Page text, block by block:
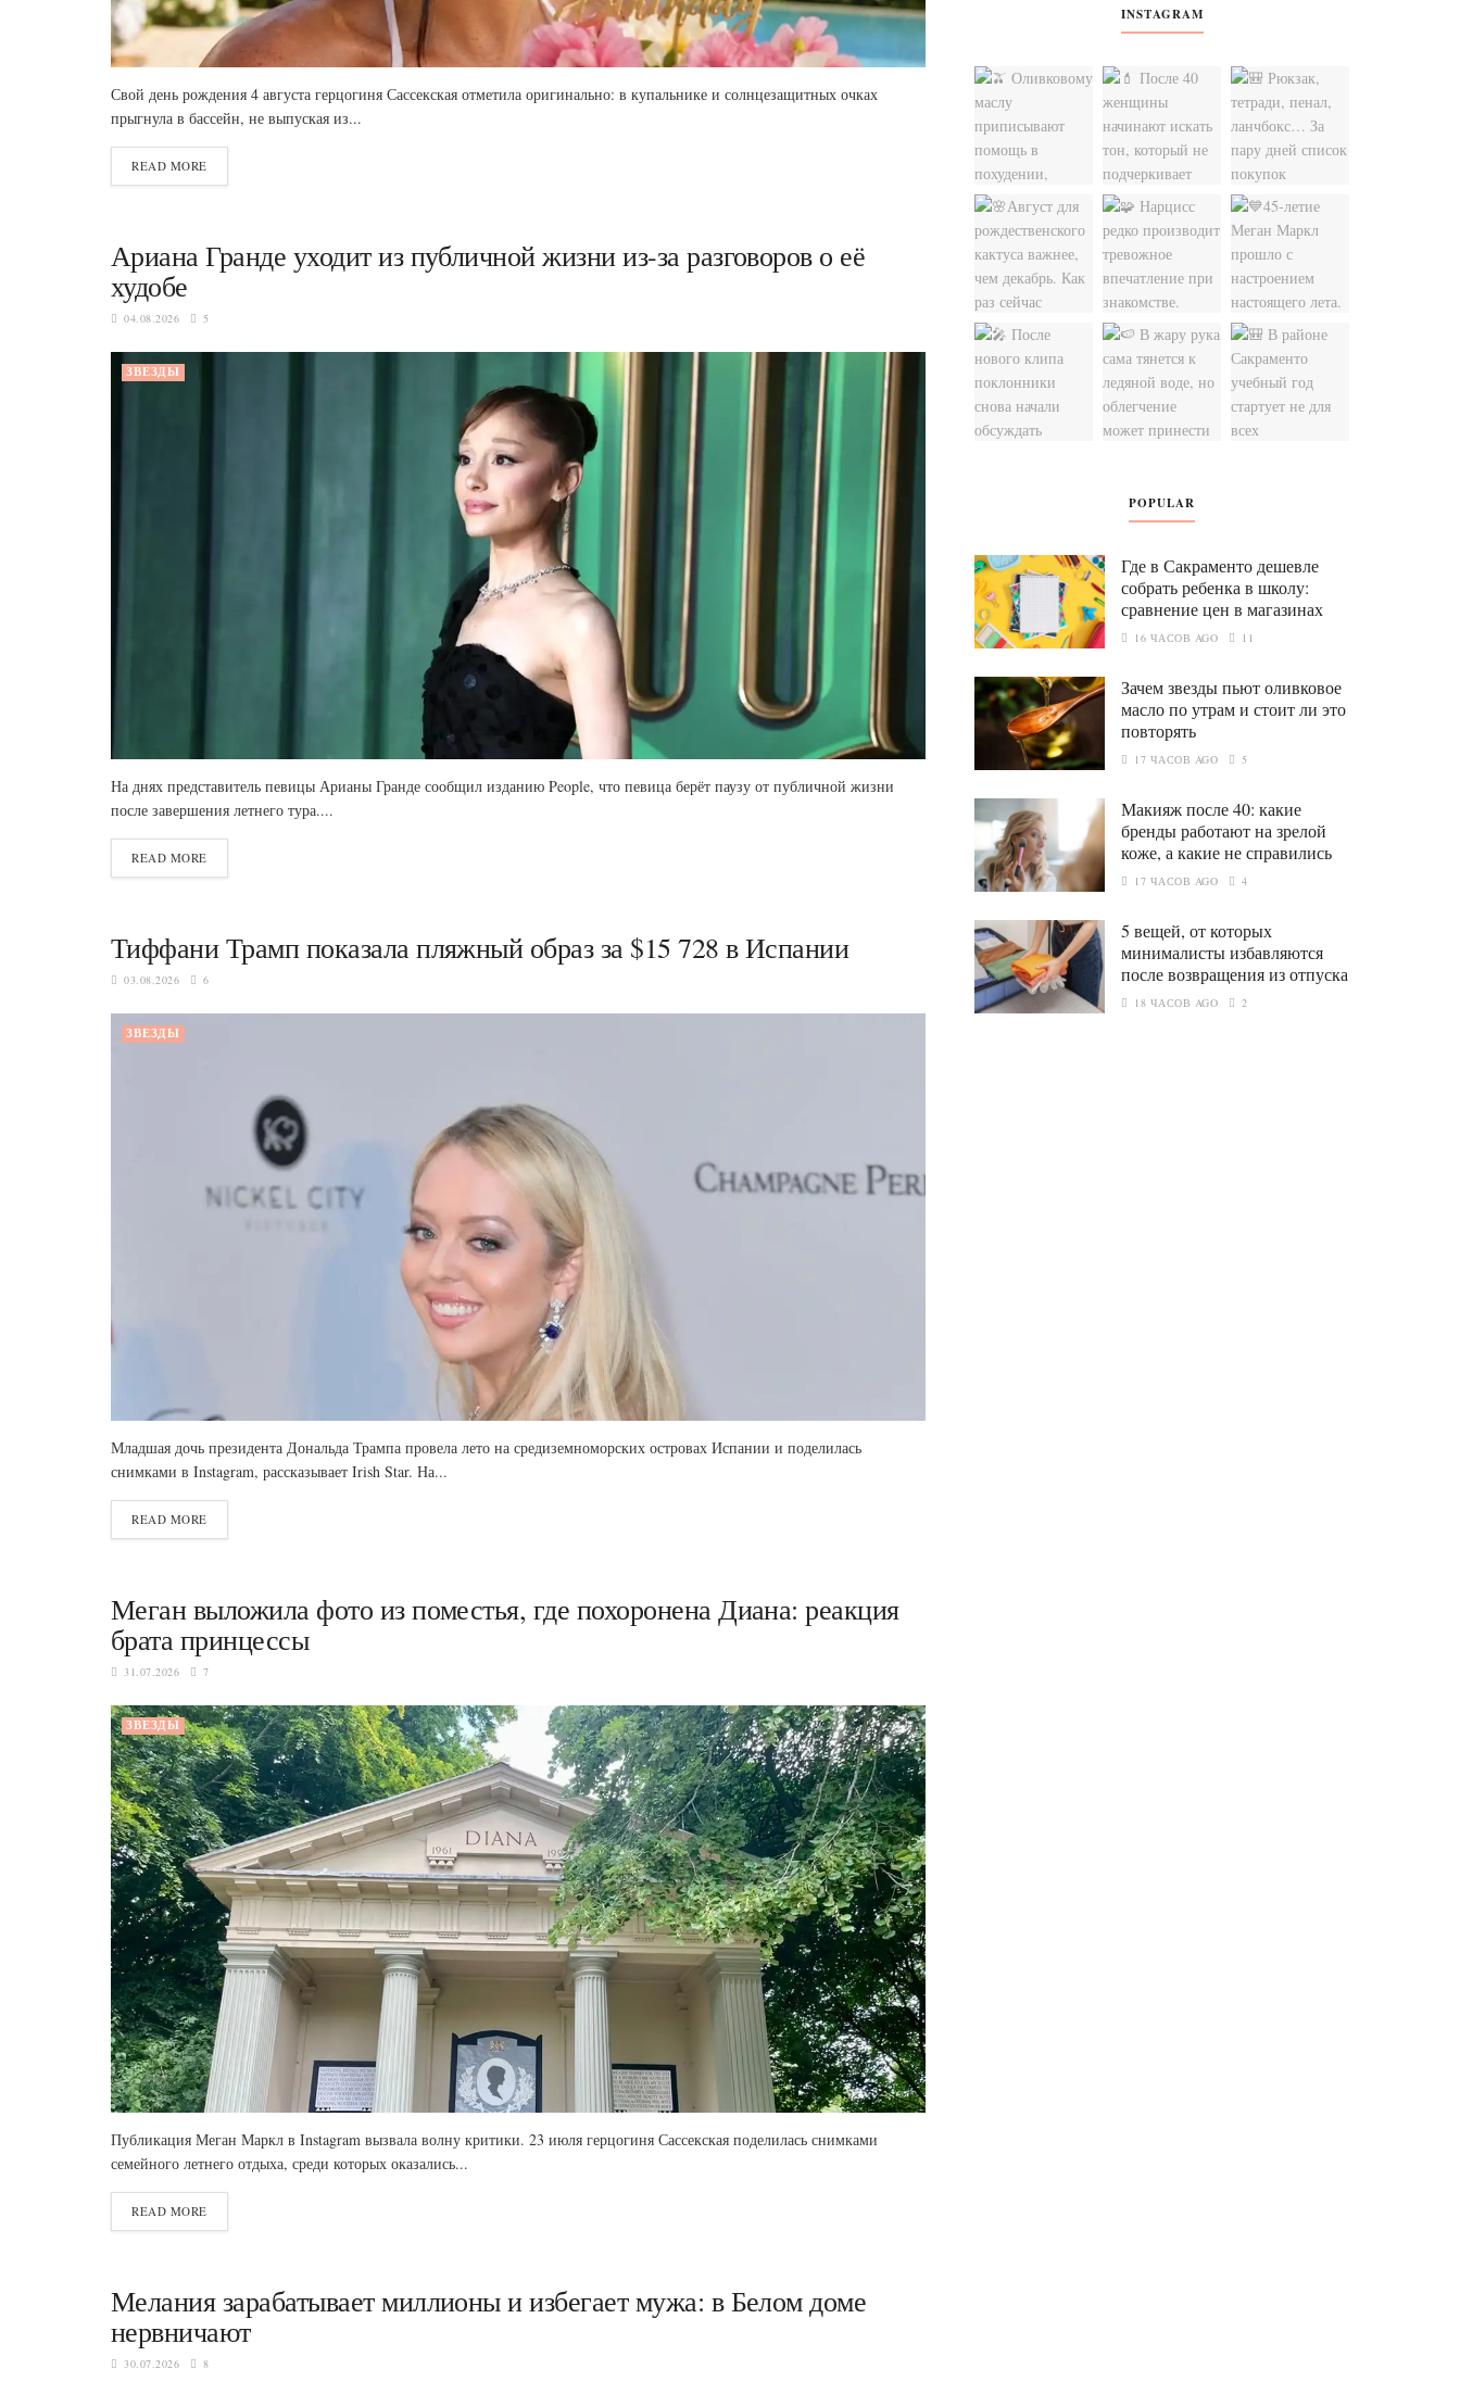
Свой день рождения 4 августа герцогиня Сассекская отметила оригинально: в купальнике и солнцезащитных очках
прыгнула в бассейн, не выпуская из...
READ MORE
Ариана Гранде уходит из публичной жизни из-за разговоров о её
худобе
04.08.2026 5
ЗВЕЗДЫ
На днях представитель певицы Арианы Гранде сообщил изданию People, что певица берёт паузу от публичной жизни
после завершения летнего тура....
READ MORE
Тиффани Трамп показала пляжный образ за $15 728 в Испании
03.08.2026 6
ЗВЕЗДЫ
Младшая дочь президента Дональда Трампа провела лето на средиземноморских островах Испании и поделилась
снимками в Instagram, рассказывает Irish Star. На...
READ MORE
Меган выложила фото из поместья, где похоронена Диана: реакция
брата принцессы
31.07.2026 7
ЗВЕЗДЫ
Публикация Меган Маркл в Instagram вызвала волну критики. 23 июля герцогиня Сассекская поделилась снимками
семейного летнего отдыха, среди которых оказались...
READ MORE
Мелания зарабатывает миллионы и избегает мужа: в Белом доме
нервничают
30.07.2026 8
INSTAGRAM
POPULAR
Где в Сакраменто дешевле
собрать ребенка в школу:
сравнение цен в магазинах
16 ЧАСОВ AGO 11
Зачем звезды пьют оливковое
масло по утрам и стоит ли это
повторять
17 ЧАСОВ AGO 5
Макияж после 40: какие
бренды работают на зрелой
коже, а какие не справились
17 ЧАСОВ AGO 4
5 вещей, от которых
минималисты избавляются
после возвращения из отпуска
18 ЧАСОВ AGO 2